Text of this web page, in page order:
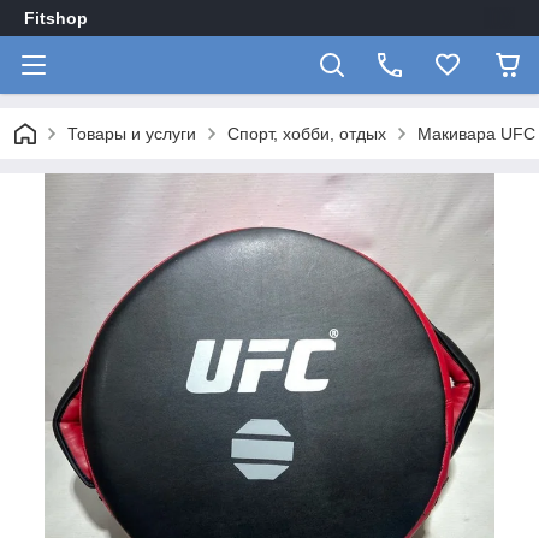
Fitshop
Товары и услуги Спорт, хобби, отдых Макивара UFC